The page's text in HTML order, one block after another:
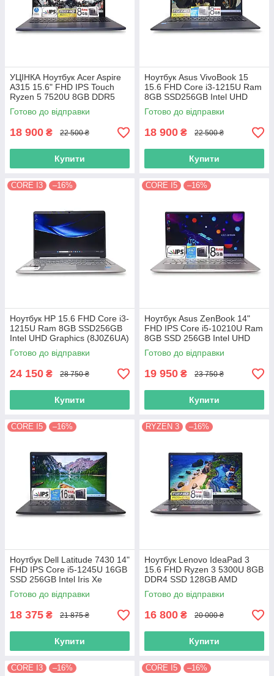
УЦІНКА Ноутбук Acer Aspire
A315 15.6" FHD IPS Touch
Ryzen 5 7520U 8GB DDR5
SSD 512GB AMD Radeon
Graphics
Готово до відправки
18 900 ₴ 22 500 ₴
Купити
Ноутбук Asus VivoBook 15
15.6 FHD Core i3-1215U Ram
8GB SSD256GB Intel UHD
Graphics
Готово до відправки
18 900 ₴ 22 500 ₴
Купити
CORE I3 –16%
Ноутбук HP 15.6 FHD Core i3-
1215U Ram 8GB SSD256GB
Intel UHD Graphics (8J0Z6UA)
12733
Готово до відправки
24 150 ₴ 28 750 ₴
Купити
CORE I5 –16%
Ноутбук Asus ZenBook 14"
FHD IPS Core i5-10210U Ram
8GB SSD 256GB Intel UHD
Graphics
Готово до відправки
19 950 ₴ 23 750 ₴
Купити
CORE I5 –16%
Ноутбук Dell Latitude 7430 14"
FHD IPS Core i5-1245U 16GB
SSD 256GB Intel Iris Xe
Graphics
Готово до відправки
18 375 ₴ 21 875 ₴
Купити
RYZEN 3 –16%
Ноутбук Lenovo IdeaPad 3
15.6 FHD Ryzen 3 5300U 8GB
DDR4 SSD 128GB AMD
Radeon Graphics
Готово до відправки
16 800 ₴ 20 000 ₴
Купити
СORE I3 –16% CORE I5 –16%